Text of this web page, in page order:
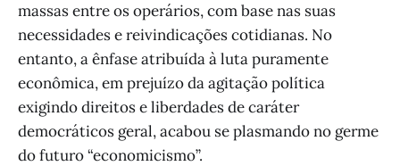
massas entre os operários, com base nas suas
necessidades e reivindicações cotidianas. No
entanto, a ênfase atribuída à luta puramente
econômica, em prejuízo da agitação política
exigindo direitos e liberdades de caráter
democráticos geral, acabou se plasmando no germe
do futuro “economicismo”.